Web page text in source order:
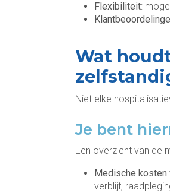
Flexibiliteit:
Wat
Niet elke
Je bent
Een overzicht van de
Medische kosten
verblijf,